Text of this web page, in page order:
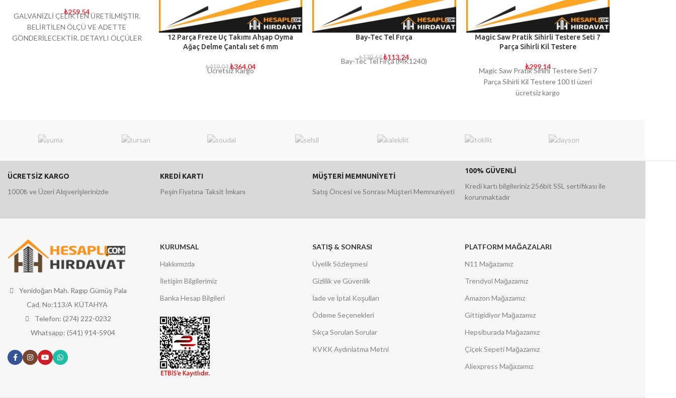
₺259,54
GALVANİZLİ ÇELİKTEN ÜRETİLMİŞTİR.
BELİRTİLEN ÖLÇÜ VE ADETTE
GÖNDERİLECEKTİR. DETAYLI ÖLÇÜLER
12 Parça Freze Uç Takımı Ahşap Oyma
Ağaç Delme Çantalı set 6 mm
₺419,04 ₺364,04
Ücretsiz Kargo
Bay-Tec Tel Fırça
₺139,64 ₺113,24
Bay-Tec Tel Fırça (MK1240)
Magic Saw Pratik Sihirli Testere Seti 7
Parça Sihirli Kil Testere
₺299,14
Magic Saw Pratik Sihirli Testere Seti 7
Parça Sihirli Kil Testere 100 tl üzeri
ücretsiz kargo
ÜCRETSİZ KARGO
1000₺ ve Üzeri Alışverişlerinizde
KREDİ KARTI
Peşin Fiyatına Taksit İmkanı
MÜŞTERİ MEMNUNİYETİ
Satış Öncesi ve Sonrası Müşteri Memnuniyeti
100% GÜVENLİ
Kredi kartı bilgileriniz 256bit SSL sertifikası ile
korunmaktadır
Yenidoğan Mah. Ragıp Gümüş Pala
Cad. No:113/A KÜTAHYA
Telefon: (274) 222-0232
Whatsapp: (541) 914-5904
KURUMSAL
Hakkımızda
İletişim Bilgilerimiz
Banka Hesap Bilgileri
SATIŞ & SONRASI
Üyelik Sözleşmesi
Gizlilik ve Güvenlik
İade ve İptal Koşulları
Ödeme Seçenekleri
Sıkça Sorulan Sorular
KVKK Aydınlatma Metni
PLATFORM MAĞAZALARI
N11 Mağazamız
Trendyol Mağazamız
Amazon Mağazamız
Gittigidiyor Mağazamız
Hepsiburada Mağazamız
Çiçek Sepeti Mağazamız
Aliexpress Mağazamız